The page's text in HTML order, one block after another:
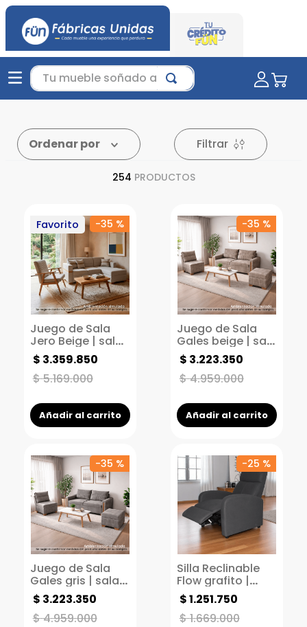
Tu mueble soñado aquí...
Ordenar por Filtrar
254 PRODUCTOS
Favorito -35 %
Juego de Sala
Jero Beige | sala
moderna | sala
para espacios
pequeños
$5.169.000
$ 3.359.850
Añadir al carrito
-35 %
Juego de Sala
Gales beige | sala
moderna | sala
para espacios
pequeños
$4.959.000
$ 3.223.350
Añadir al carrito
-35 %
Juego de Sala
Gales gris | sala
moderna | sala
para espacios
pequeños
$4.959.000
$ 3.223.350
-25 %
Silla Reclinable
Flow grafito |
Reclinable 1
puesto | Sistema
Push arm
$1.669.000
$1.251.750